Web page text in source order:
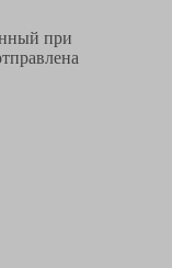
при